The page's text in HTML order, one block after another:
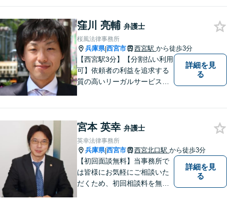
します。【土日祝日・夜間の
ご相談も対応可】【完全個室
／お子様同伴でも大丈夫で
す】
窪川 亮輔 弁護士
桜風法律事務所
兵庫県|西宮市 西宮駅 から徒歩3分
【西宮駅3分】【分割払い利用
可】依頼者の利益を追求する
質の高いリーガルサービスを
励んで参ります。
詳細を見
る
宮本 英幸 弁護士
英幸法律事務所
兵庫県|西宮市 西宮北口駅 から徒歩3分
【初回面談無料】当事務所で
は皆様にお気軽にご相談いた
だくため、初回相談料を無料
詳細を見
る